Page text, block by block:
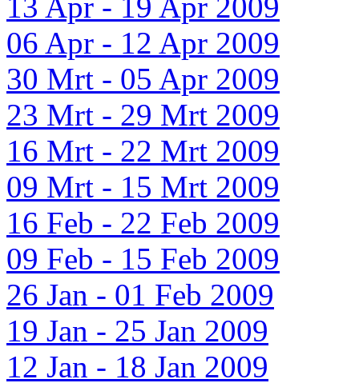
06 Apr - 12 Apr 2009
30 Mrt - 05 Apr 2009
23 Mrt - 29 Mrt 2009
16 Mrt - 22 Mrt 2009
09 Mrt - 15 Mrt 2009
16 Feb - 22 Feb 2009
09 Feb - 15 Feb 2009
26 Jan - 01 Feb 2009
19 Jan - 25 Jan 2009
12 Jan - 18 Jan 2009